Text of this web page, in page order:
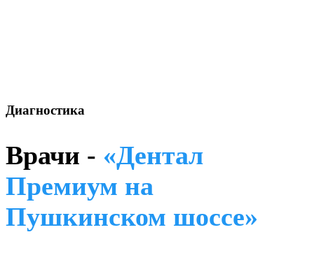
Диагностика
Врачи - «Дентал
Премиум на
Пушкинском шоссе»